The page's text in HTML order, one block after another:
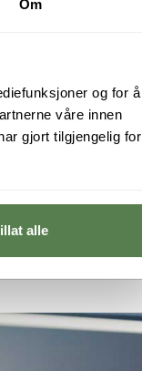
Om
og for å
våre innen
gjort tilgjengelig for
alle